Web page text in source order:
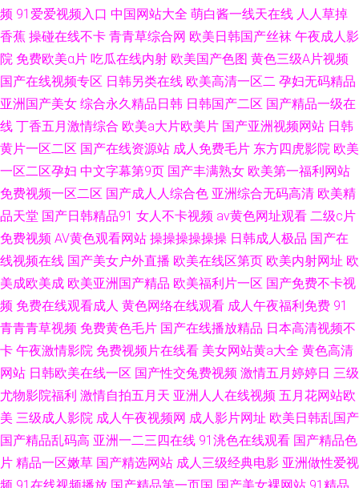
频 91爱爱视频入口 中国网站大全 萌白酱一线天在线 人人草掉
香蕉 操碰在线不卡 青青草综合网 欧美日韩国产丝袜 午夜成人影
院 免费欧美α片 吃瓜在线内射 欧美国产色图 黄色三级A片视频
国产在线视频专区 日韩另类在线 欧美高清一区二 孕妇无码精品
亚洲国产美女 综合永久精品日韩 日韩国产二区 国产精品一级在
线 丁香五月激情综合 欧美a大片欧美片 国产亚洲视频网站 日韩
黄片一区二区 国产在线资源站 成人免费毛片 东方四虎影院 欧美
一区二区孕妇 中文字幕第9页 国产丰满熟女 欧美第一福利网站
免费视频一区二区 国产成人人综合色 亚洲综合无码高清 欧美精
品天堂 国产日韩精品91 女人不卡视频 av黄色网址观看 二级c片
免费视频 AV黄色观看网站 操操操操操操 日韩成人极品 国产在
线视频在线 国产美女户外直播 欧美在线区第页 欧美内射网址 欧
美成欧美成 欧美亚洲国产精品 欧美福利片一区 国产免费不卡视
频 免费在线观看成人 黄色网络在线观看 成人午夜福利免费 91
青青青草视频 免费黄色毛片 国产在线播放精品 日本高清视频不
卡 午夜激情影院 免费视频片在线看 美女网站黄a大全 黄色高清
网站 日韩欧美在线一区 国产性交兔费视频 激情五月婷婷日 三级
尤物影院福利 激情自拍五月天 亚洲人人在线视频 五月花网站欧
美 三级成人影院 成人午夜视频网 成人影片网址 欧美日韩乱国产
国产精品乱码高 亚洲一二三四在线 91洮色在线观看 国产精品色
片 精品一区嫩草 国产精选网站 成人三级经典电影 亚洲做性爱视